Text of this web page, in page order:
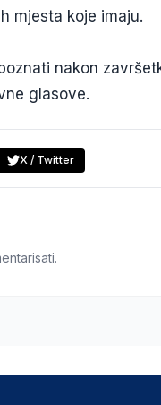
mjesta koje imaju.
nakon
glasove.
X / Twitter